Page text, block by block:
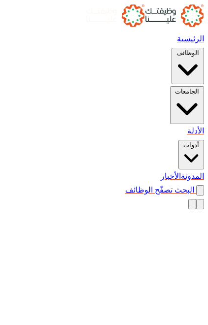
الرئيسية
الوظائف
الجامعات
الأدلة
أدوات
المدونة الأخبار
البحث تصفّح الوظائف